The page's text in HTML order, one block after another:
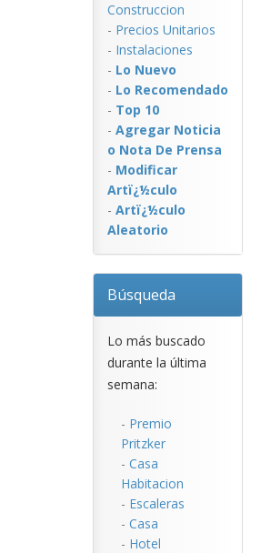
Construccion
- Precios Unitarios
- Instalaciones
- Lo Nuevo
- Lo Recomendado
- Top 10
- Agregar Noticia
o Nota De Prensa
- Modificar
Artï¿½culo
- Artï¿½culo
Aleatorio
Búsqueda
Lo más buscado
durante la última
semana:
- Premio
Pritzker
- Casa
Habitacion
- Escaleras
- Casa
- Hotel